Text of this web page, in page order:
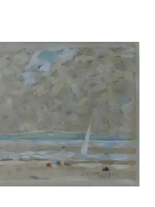
OEUVRES
ET FUSAINS